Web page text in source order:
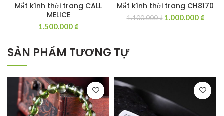
Mắt kính thời trang CALL
MELICE
1.500.000 ₫
Mắt kính thời trang CH8170
1.100.000₫ Giá
1.000.000 ₫Giá
SẢN PHẨM TƯƠNG TỰ